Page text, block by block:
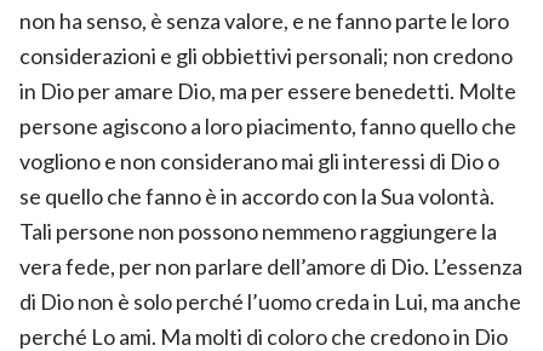
non ha senso, è senza valore, e ne fanno parte le loro
considerazioni e gli obbiettivi personali; non credono
in Dio per amare Dio, ma per essere benedetti. Molte
persone agiscono a loro piacimento, fanno quello che
vogliono e non considerano mai gli interessi di Dio o
se quello che fanno è in accordo con la Sua volontà.
Tali persone non possono nemmeno raggiungere la
vera fede, per non parlare dell’amore di Dio. L’essenza
di Dio non è solo perché l’uomo creda in Lui, ma anche
perché Lo ami. Ma molti di coloro che credono in Dio